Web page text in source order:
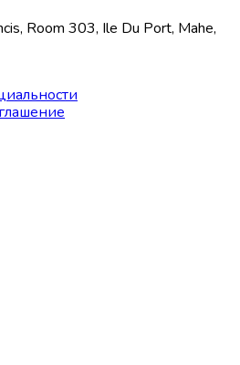
Room 303, Ile Du Port, Mahe,